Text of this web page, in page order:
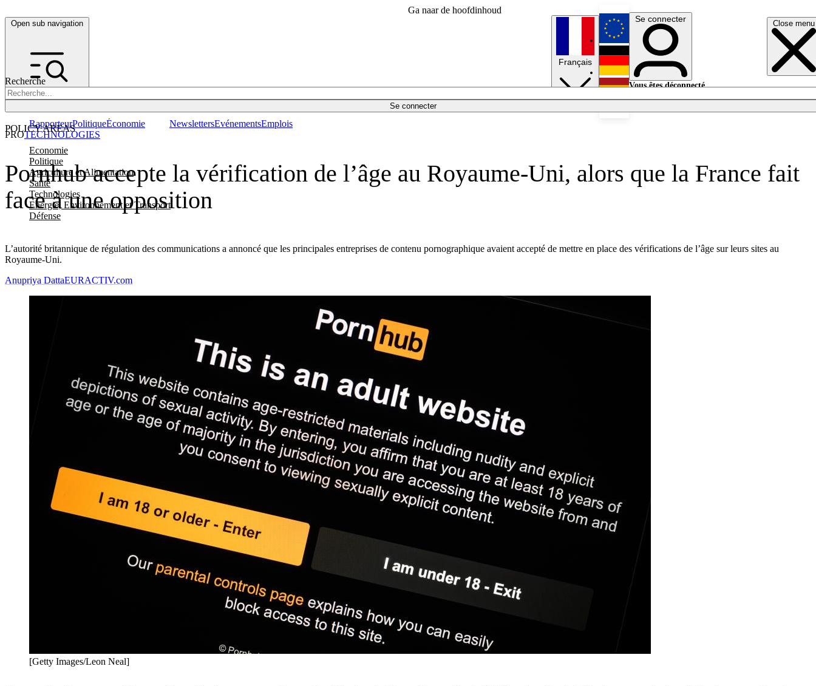
Ga naar de hoofdinhoud
Open sub navigation Close menu
Recherche
Se connecter
POLICY AREAS
Economie
Politique
Agriculture et Alimentation
Santé
Technologies
Energie, Environnement et Transport
Défense
RapporteurPolitiqueÉconomie NewslettersEvénementsEmplois
Français
English
Deutsch
Se connecter
Vous êtes déconnecté.
Pornhub accepte la vérification de l’âge au Royaume-Uni, alors que la France fait
face à une opposition
L’autorité britannique de régulation des communications a annoncé que les principales entreprises de contenu pornographique avaient accepté de mettre en place des vérifications de l’âge sur leurs sites au
Royaume-Uni.
PROTECHNOLOGIES
Anupriya DattaEURACTIV.com
[Getty Images/Leon Neal]